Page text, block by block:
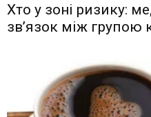
Хто у зоні ризику:
зв’язок між групою